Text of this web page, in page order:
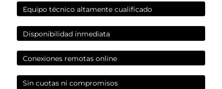
Equipo técnico altamente cualificado
Disponibilidad inmediata
Conexiones remotas online
Sin cuotas ni compromisos